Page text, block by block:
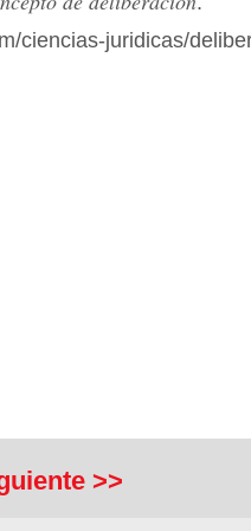
ciencias-juridicas/
>>